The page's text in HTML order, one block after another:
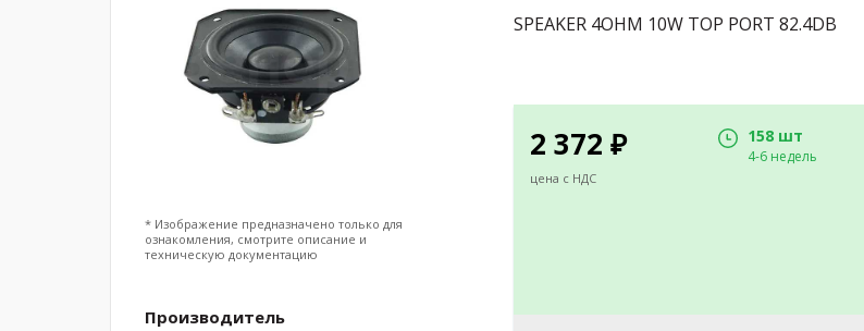
SPEAKER 4OHM 10W TOP PORT 82.4DB
2 372 ₽
цена с НДС
158 шт
4-6 недель
* Изображение предназначено только для
ознакомления, смотрите описание и
техническую документацию
Производитель